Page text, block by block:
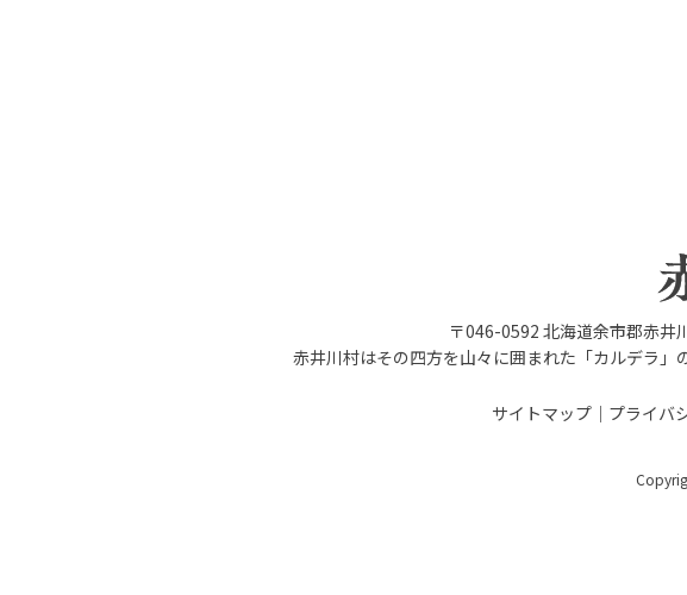
〒046-0592 北海道余市郡赤
赤井川村はその四方を山々に囲まれた「カルデラ」
サイトマップ プライバ